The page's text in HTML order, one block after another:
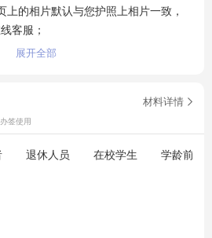
的相片默认与您护照上相片一致，
客服；
理，所以您的签证可能会在上海、广
境外滞留，入境港澳有DT章等）。
展开全部
材料详情
签使用
退休人员 在校学生 学龄前儿